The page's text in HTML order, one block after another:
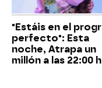
"Estáis en el
perfecto": Esta
noche, Atrapa un
millón a las 22:00